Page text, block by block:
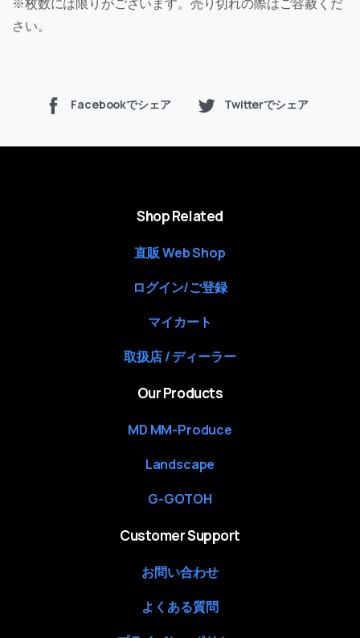
さい。
Facebookでシェア Twitterでシェア
Shop Related
直販 Web Shop
ログイン/ご登録
マイカート
取扱店 / ディーラー
Our Products
MD MM-Produce
Landscape
G-GOTOH
Customer Support
お問い合わせ
よくある質問